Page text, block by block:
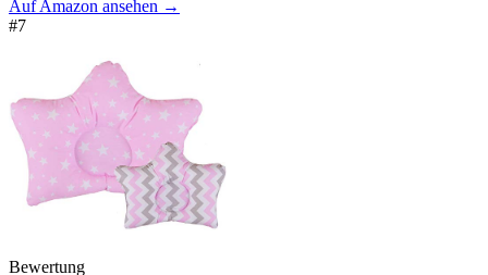
Auf Amazon ansehen →
#7
Bewertung